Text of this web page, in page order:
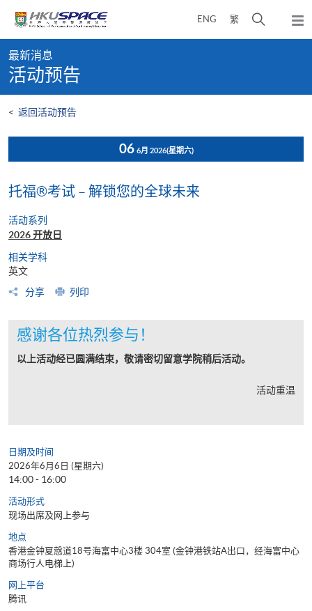
content
ENG 繁
开
弹
出
content
start
最新消息
活动预告
< 返回活动预告
06 6月 2026(星期六)
托福®考试 – 解锁您的全球未来
活动系列
2026 开放日
相关学科
英文
分享
列印
感谢各位热烈参与！
以上活动经已圆满结束，敬请密切留意学院稍后活动。
活动重温
日期及时间
2026年6月6日 (星期六)
14:00 - 16:00
活动形式
现场出席及网上参与
地点
香港金钟夏慤道18号海富中心3楼 304室 (金钟港铁站A出口，经海富中心
商场行人电梯上)
网上平台
腾讯